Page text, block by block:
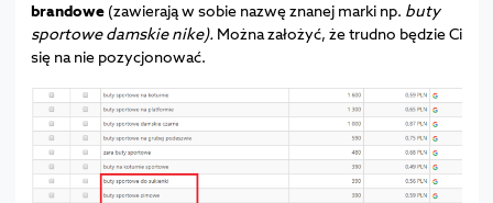
brandowe(zawierają w sobie nazwę znanej marki np. buty
sportowe damskie nike). Można założyć, że trudno będzie Ci
się na nie pozycjonować.